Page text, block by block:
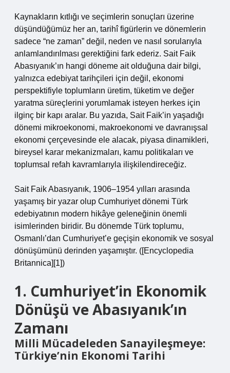
Kaynakların kıtlığı ve seçimlerin sonuçları üzerine
düşündüğümüz her an, tarihî figürlerin ve dönemlerin
sadece “ne zaman” değil, neden ve nasıl sorularıyla
anlamlandırılması gerektiğini fark ederiz. Sait Faik
Abasıyanık’ın hangi döneme ait olduğuna dair bilgi,
yalnızca edebiyat tarihçileri için değil, ekonomi
perspektifiyle toplumların üretim, tüketim ve değer
yaratma süreçlerini yorumlamak isteyen herkes için
ilginç bir kapı aralar. Bu yazıda, Sait Faik’in yaşadığı
dönemi mikroekonomi, makroekonomi ve davranışsal
ekonomi çerçevesinde ele alacak, piyasa dinamikleri,
bireysel karar mekanizmaları, kamu politikaları ve
toplumsal refah kavramlarıyla ilişkilendireceğiz.
Sait Faik Abasıyanık, 1906–1954 yılları arasında
yaşamış bir yazar olup Cumhuriyet dönemi Türk
edebiyatının modern hikâye geleneğinin önemli
isimlerinden biridir. Bu dönemde Türk toplumu,
Osmanlı’dan Cumhuriyet’e geçişin ekonomik ve sosyal
dönüşümünü derinden yaşamıştır. ([Encyclopedia
Britannica][1])
1. Cumhuriyet’in Ekonomik
Dönüşü ve Abasıyanık’ın
Zamanı
Milli Mücadeleden Sanayileşmeye:
Türkiye’nin Ekonomi Tarihi